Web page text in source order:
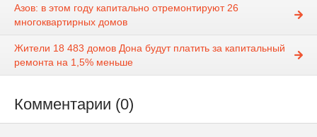
Азов: в этом году капитально отремонтируют 26
многоквартирных домов
Жители 18 483 домов Дона будут платить за капитальный
ремонта на 1,5% меньше
Комментарии (0)